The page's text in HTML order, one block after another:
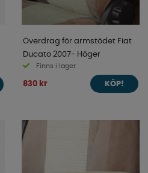
Överdrag för armstödet Fiat
Ducato 2007- Höger
Finns i lager
830 kr KÖP!